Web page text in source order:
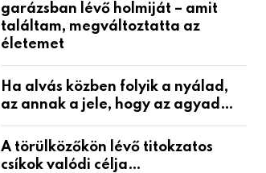
garázsban lévő holmiját – amit
találtam, megváltoztatta az
életemet
Ha alvás közben folyik a nyálad,
az annak a jele, hogy az agyad…
A törülközőkön lévő titokzatos
csíkok valódi célja…